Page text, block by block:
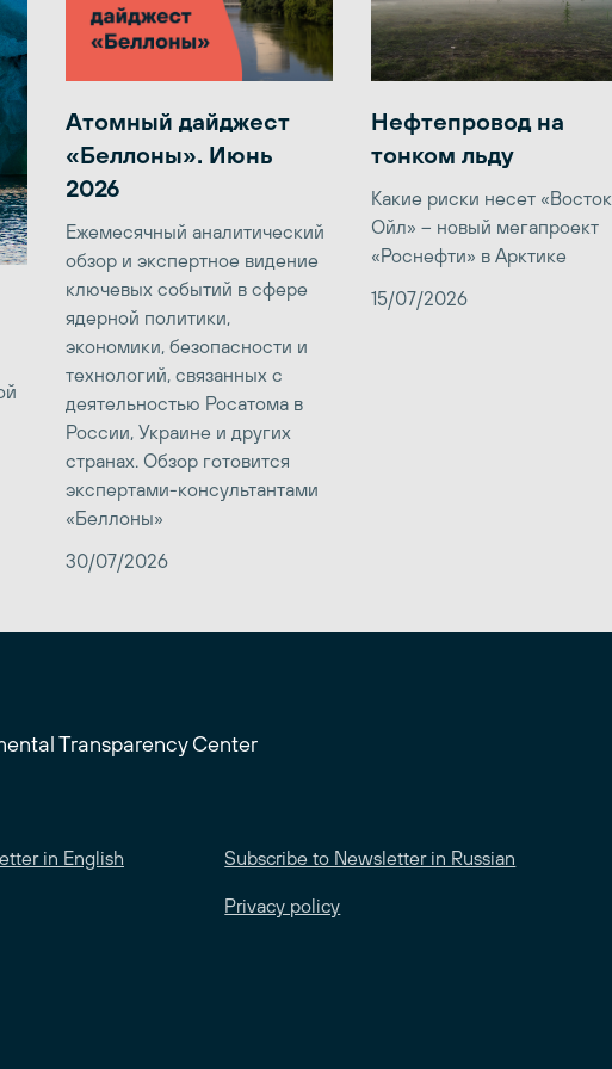
Атомный дайджест
«Беллоны». Июнь
2026
Ежемесячный аналитический
обзор и экспертное видение
ключевых событий в сфере
ядерной политики,
экономики, безопасности и
технологий, связанных с
деятельностью Росатома в
России, Украине и других
странах. Обзор готовится
экспертами-консультантами
«Беллоны»
30/07/2026
Нефтепровод на
тонком льду
Какие риски несет «Восток
Ойл» – новый мегапроект
«Роснефти» в Арктике
15/07/2026
Transparency Center
in English Subscribe to Newsletter in Russian
Privacy policy